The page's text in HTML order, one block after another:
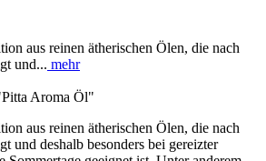
aus reinen ätherischen Ölen, die nach
und... mehr
Aroma Öl"
aus reinen ätherischen Ölen, die nach
und deshalb besonders bei gereizter